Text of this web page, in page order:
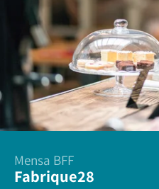
Mensa BFF
Fabrique28